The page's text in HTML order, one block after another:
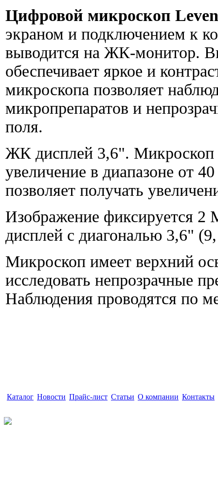
Цифровой микроскоп
экраном и подключением к
выводится на ЖК-монитор.
обеспечивает яркое и
микроскопа позволяет
микропрепаратов и
поля.
ЖК дисплей 3,6". Микроскоп
увеличение в диапазоне от
позволяет получать
Изображение фиксируется
дисплей с диагональю 3,6"
Микроскоп имеет верхний
исследовать непрозрачные
Наблюдения проводятся по
Каталог Новости Прайс-лист Статьи О компании Контакты